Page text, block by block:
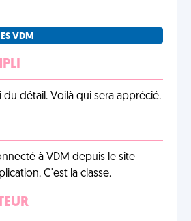
VDM
du détail. Voilà qui sera apprécié.
à VDM depuis le site
C'est la classe.